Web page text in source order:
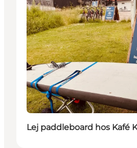
Lej paddleboard hos Kafé